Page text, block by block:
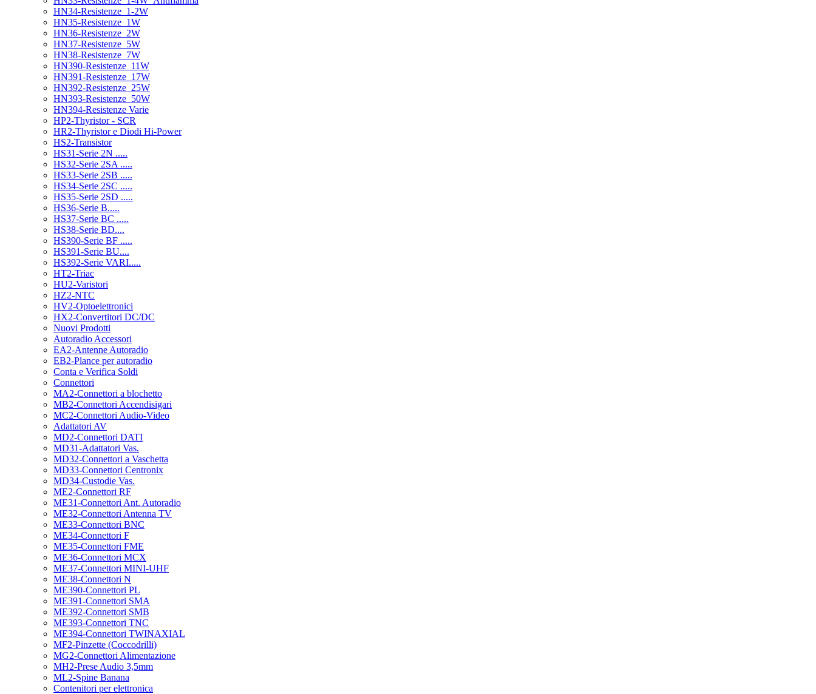
HN34-Resistenze_1-2W
HN35-Resistenze_1W
HN36-Resistenze_2W
HN37-Resistenze_5W
HN38-Resistenze_7W
HN390-Resistenze_11W
HN391-Resistenze_17W
HN392-Resistenze_25W
HN393-Resistenze_50W
HN394-Resistenze Varie
HP2-Thyristor - SCR
HR2-Thyristor e Diodi Hi-Power
HS2-Transistor
HS31-Serie 2N .....
HS32-Serie 2SA .....
HS33-Serie 2SB .....
HS34-Serie 2SC .....
HS35-Serie 2SD .....
HS36-Serie B.....
HS37-Serie BC .....
HS38-Serie BD....
HS390-Serie BF .....
HS391-Serie BU....
HS392-Serie VARI.....
HT2-Triac
HU2-Varistori
HZ2-NTC
HV2-Optoelettronici
HX2-Convertitori DC/DC
Nuovi Prodotti
Autoradio Accessori
EA2-Antenne Autoradio
EB2-Plance per autoradio
Conta e Verifica Soldi
Connettori
MA2-Connettori a blochetto
MB2-Connettori Accendisigari
MC2-Connettori Audio-Video
Adattatori AV
MD2-Connettori DATI
MD31-Adattatori Vas.
MD32-Connettori a Vaschetta
MD33-Connettori Centronix
MD34-Custodie Vas.
ME2-Connettori RF
ME31-Connettori Ant. Autoradio
ME32-Connettori Antenna TV
ME33-Connettori BNC
ME34-Connettori F
ME35-Connettori FME
ME36-Connettori MCX
ME37-Connettori MINI-UHF
ME38-Connettori N
ME390-Connettori PL
ME391-Connettori SMA
ME392-Connettori SMB
ME393-Connettori TNC
ME394-Connettori TWINAXIAL
MF2-Pinzette (Coccodrilli)
MG2-Connettori Alimentazione
MH2-Prese Audio 3,5mm
ML2-Spine Banana
Contenitori per elettronica